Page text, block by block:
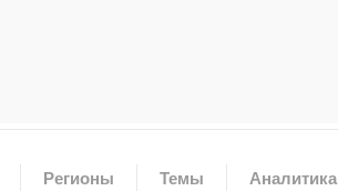
Регионы Темы Аналитика